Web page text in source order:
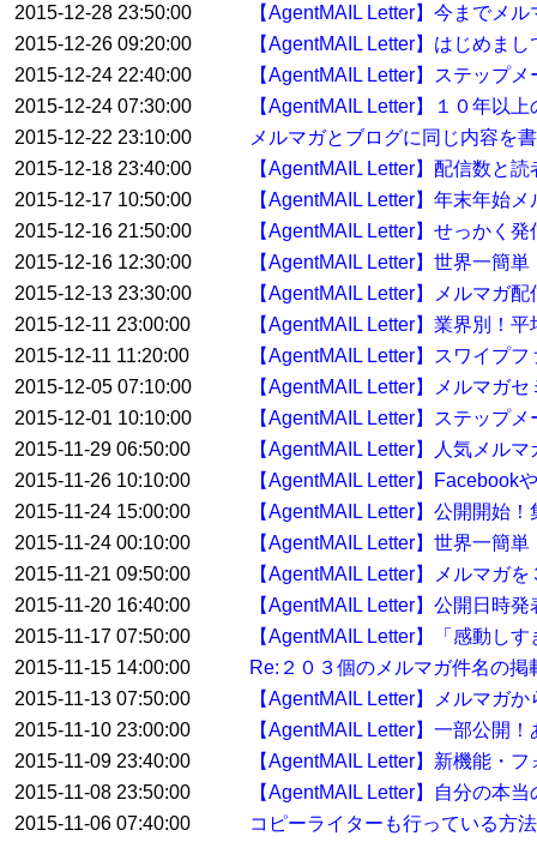
2015-12-28 23:50:00
【AgentMAIL Letter】今までメ
2015-12-26 09:20:00
【AgentMAIL Letter】はじめま
2015-12-24 22:40:00
【AgentMAIL Letter】ステップ
2015-12-24 07:30:00
【AgentMAIL Letter】１０年以
2015-12-22 23:10:00
メルマガとブログに同じ内容を
2015-12-18 23:40:00
【AgentMAIL Letter】配信数と
2015-12-17 10:50:00
【AgentMAIL Letter】年末年始
2015-12-16 21:50:00
【AgentMAIL Letter】せっかく
2015-12-16 12:30:00
【AgentMAIL Letter】世界一簡
2015-12-13 23:30:00
【AgentMAIL Letter】メルマガ
2015-12-11 23:00:00
【AgentMAIL Letter】業界別！
2015-12-11 11:20:00
【AgentMAIL Letter】スワイプ
2015-12-05 07:10:00
【AgentMAIL Letter】メルマガ
2015-12-01 10:10:00
【AgentMAIL Letter】ステップ
2015-11-29 06:50:00
【AgentMAIL Letter】人気メル
2015-11-26 10:10:00
【AgentMAIL Letter】Facebook
2015-11-24 15:00:00
【AgentMAIL Letter】公開開始
2015-11-24 00:10:00
【AgentMAIL Letter】世界一簡
2015-11-21 09:50:00
【AgentMAIL Letter】メルマガ
2015-11-20 16:40:00
【AgentMAIL Letter】公開日時
2015-11-17 07:50:00
【AgentMAIL Letter】「感動し
2015-11-15 14:00:00
Re:２０３個のメルマガ件名の
2015-11-13 07:50:00
【AgentMAIL Letter】メルマガ
2015-11-10 23:00:00
【AgentMAIL Letter】一部公開
2015-11-09 23:40:00
【AgentMAIL Letter】新機能・
2015-11-08 23:50:00
【AgentMAIL Letter】自分の本
2015-11-06 07:40:00
コピーライターも行っている方